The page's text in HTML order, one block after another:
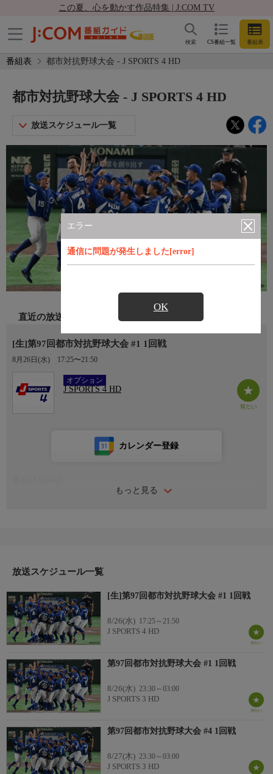
この夏、心を動かす作品特集 | J:COM TV
CS番組一覧 番組表
検索
番組表 都市対抗野球大会 - J SPORTS 4 HD
エラー
通信に問題が発生しました[error]
OK
都市対抗野球大会 - J SPORTS 4 HD
放送スケジュール一覧
直近の放送
[生]第97回都市対抗野球大会 #1 1回戦
8月26日(水) 17:25〜21:50
オプション
Ch.408
J SPORTS 4 HD
もっと見る
カレンダー登録
補強選手制度や各都市の特色を生かした応援合戦など、都市対抗
お知らせ
※野球延長により後番組の変更・休止の場合あり
放送スケジュール一覧
[生]第97回都市対抗野球大会 #1 1回戦
8/26(水) 17:25～21:50
J SPORTS 4 HD
第97回都市対抗野球大会 #1 1回戦
8/26(水) 23:30～03:00
J SPORTS 3 HD
第97回都市対抗野球大会 #4 1回戦
8/27(木) 23:30～03:00
J SPORTS 3 HD